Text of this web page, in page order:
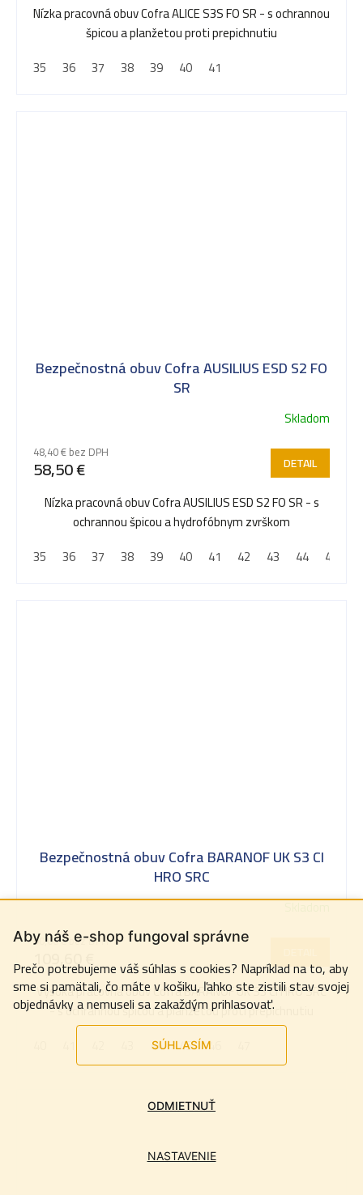
Aby náš e-shop fungoval správne
Prečo potrebujeme váš súhlas s cookies? Napríklad na to, aby
sme si pamätali, čo máte v košiku, ľahko ste zistili stav svojej
objednávky a nemuseli sa zakaždým prihlasovať.
SÚHLASÍM
NASTAVENIE
ODMIETNUŤ
Nízka pracovná obuv Cofra ALICE S3S FO SR - s ochrannou
špicou a planžetou proti prepichnutiu
35
36 37 38 39 40 41
Bezpečnostná obuv Cofra AUSILIUS ESD S2 FO
SR
Skladom
48,40 € bez DPH
58,50 € DETAIL
Nízka pracovná obuv Cofra AUSILIUS ESD S2 FO SR - s
ochrannou špicou a hydrofóbnym zvrškom
35
36 37 38 39 40 41 42 43 44 45
Bezpečnostná obuv Cofra BARANOF UK S3 CI
HRO SRC
Skladom
90,60 € bez DPH
109,60 €
Vysoká pracovná obuv Cofra BARANOF UK S3 CI HRO SRC
- s ochrannou špicou a planžetou proti prepichnutiu
44 45 46